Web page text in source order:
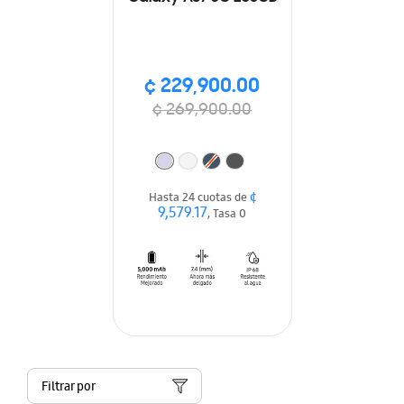
¢ 229,900.00
¢ 269,900.00
Hasta 24 cuotas de¢
9,579.17, Tasa 0
Filtrar por